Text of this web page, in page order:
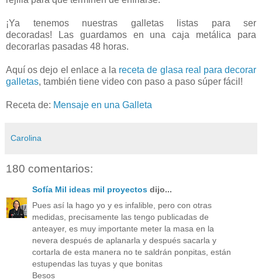
¡Ya tenemos nuestras galletas listas para ser
decoradas! Las guardamos en una caja metálica para
decorarlas pasadas 48 horas.
Aquí os dejo el enlace a la receta de glasa real para decorar
galletas, también tiene video con paso a paso súper fácil!
Receta de: Mensaje en una Galleta
Carolina
180 comentarios:
Sofía Mil ideas mil proyectos dijo...
Pues así la hago yo y es infalible, pero con otras
medidas, precisamente las tengo publicadas de
anteayer, es muy importante meter la masa en la
nevera después de aplanarla y después sacarla y
cortarla de esta manera no te saldrán ponpitas, están
estupendas las tuyas y que bonitas
Besos